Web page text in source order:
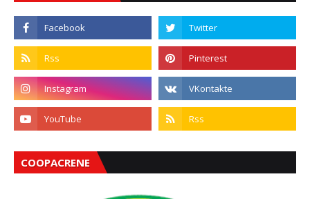
COOPACRENE